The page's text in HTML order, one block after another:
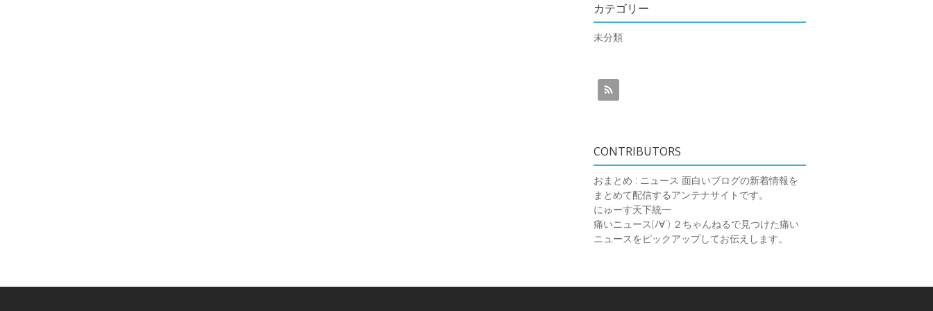
カテゴリー
未分類
CONTRIBUTORS
おまとめ : ニュース 面白いブログの新着情報を
まとめて配信するアンテナサイトです。
にゅーす天下統一
痛いニュース(ﾉ∀`) ２ちゃんねるで見つけた痛い
ニュースをピックアップしてお伝えします。